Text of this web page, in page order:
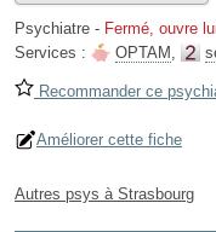
Psychiatre - Fermé, ouvre
Services :
OPTAM ,
Recommander ce
Améliorer cette fiche
Autres psys à Strasbourg